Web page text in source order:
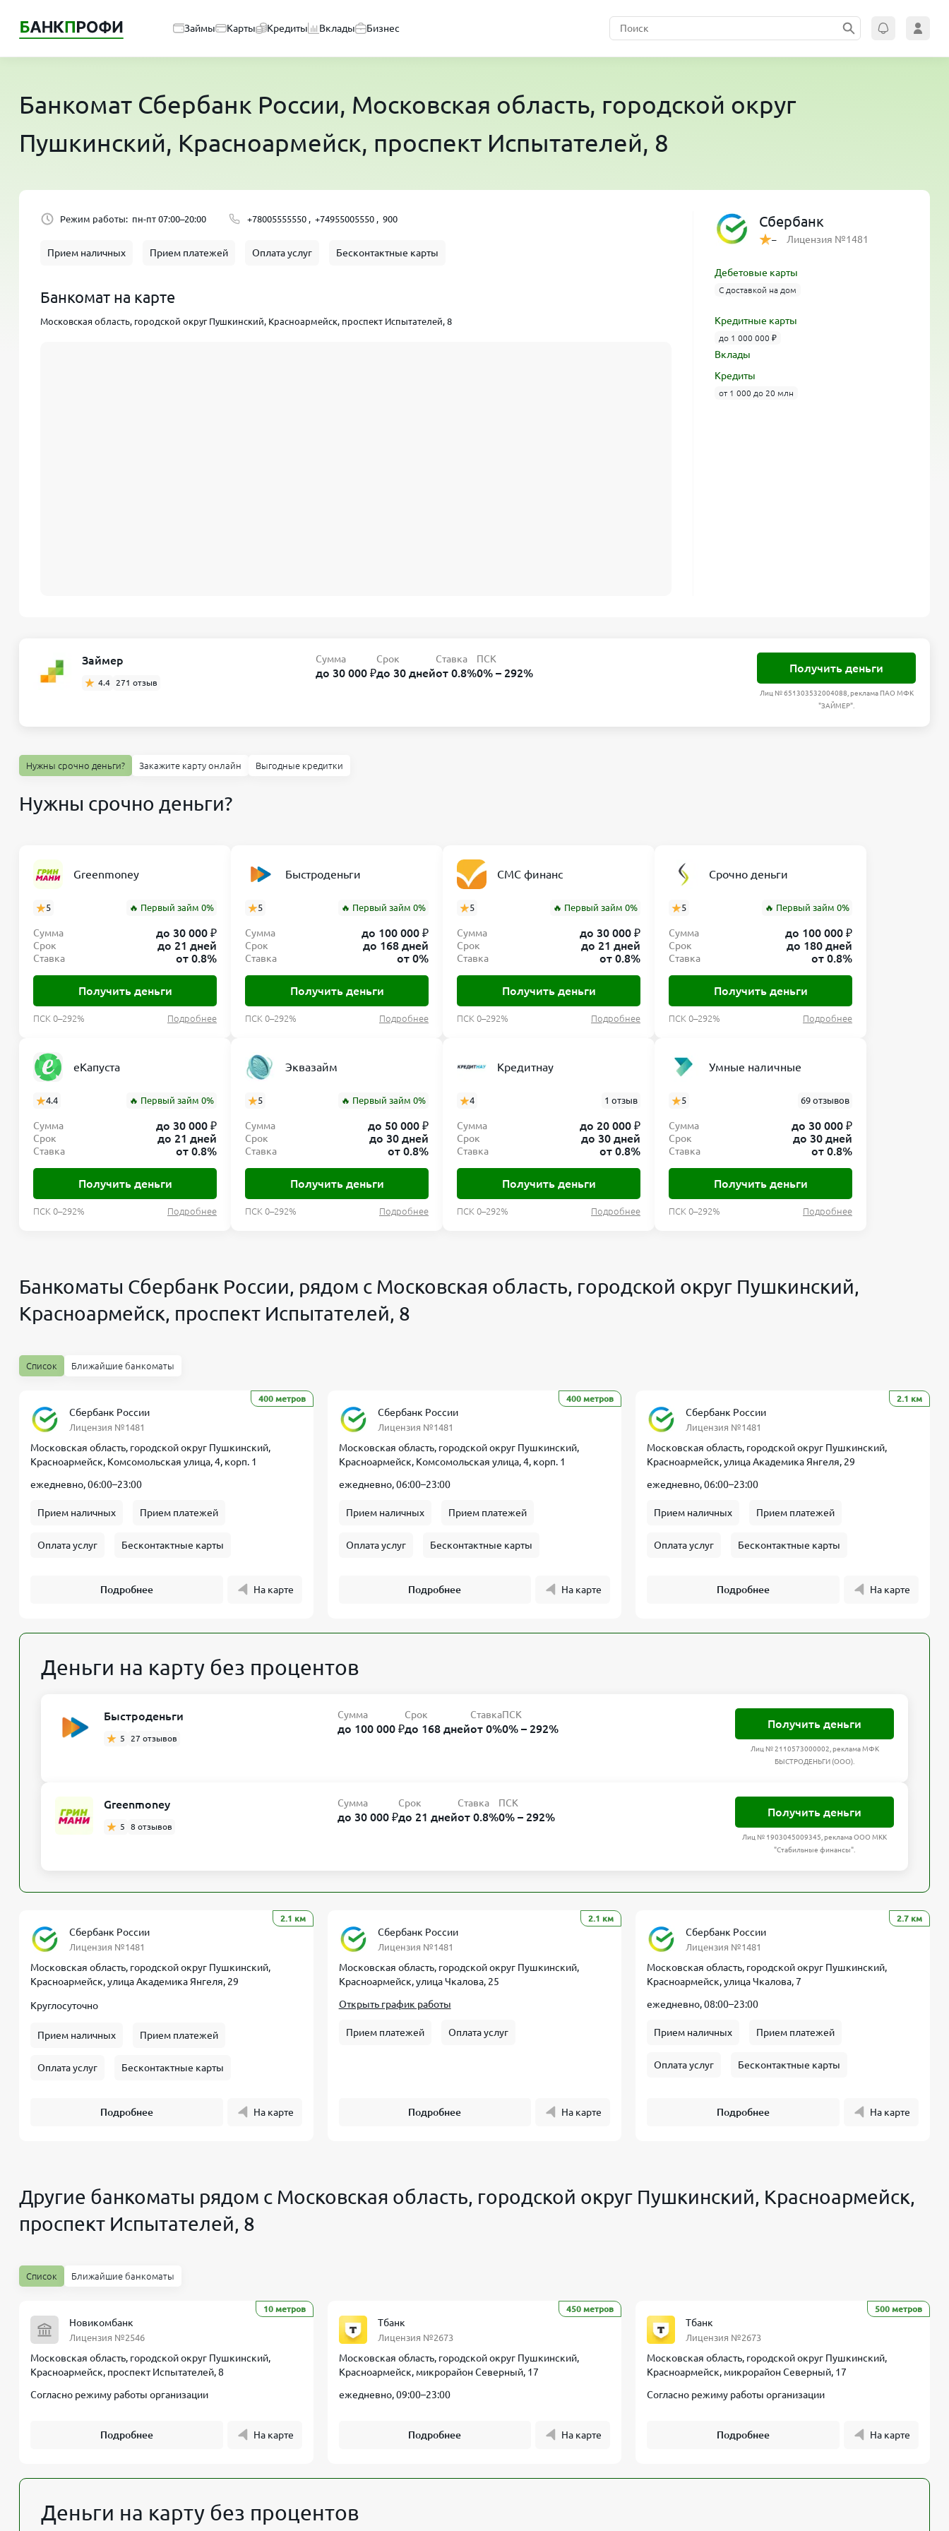
Займы Карты Кредиты Вклады Бизнес
Банкомат Сбербанк России, Московская область, городской округ
Пушкинский, Красноармейск, проспект Испытателей, 8
Режим работы: пн-пт 07:00–20:00 +78005555550 , +74955005550 , 900
Прием наличных Прием платежей Оплата услуг Бесконтактные карты
Банкомат на карте
Московская область, городской округ Пушкинский, Красноармейск, проспект Испытателей, 8
Сбербанк
– Лицензия №1481
Дебетовые карты
С доставкой на дом
Кредитные карты
до 1 000 000 ₽
Вклады
Кредиты
от 1 000 до 20 млн
Займер
4.4 271 отзыв
Сумма
до 30 000 ₽
Срок
до 30 дней
Ставка
от 0.8%
ПСК
0% – 292% Получить деньги
Лиц № 651303532004088, реклама ПАО МФК
"ЗАЙМЕР".
Нужны срочно деньги? Закажите карту онлайн Выгодные кредитки
Нужны срочно деньги?
Greenmoney
5 🔥 Первый займ 0%
Сумма до 30 000 ₽
Срок до 21 дней
Ставка от 0.8%
Получить деньги
ПСК 0–292% Подробнее
Быстроденьги
5 🔥 Первый займ 0%
Сумма до 100 000 ₽
Срок до 168 дней
Ставка от 0%
Получить деньги
ПСК 0–292% Подробнее
СМС финанс
5 🔥 Первый займ 0%
Сумма до 30 000 ₽
Срок до 21 дней
Ставка от 0.8%
Получить деньги
ПСК 0–292% Подробнее
Срочно деньги
5 🔥 Первый займ 0%
Сумма до 100 000 ₽
Срок до 180 дней
Ставка от 0.8%
Получить деньги
ПСК 0–292% Подробнее
еКапуста
4.4 🔥 Первый займ 0%
Сумма до 30 000 ₽
Срок до 21 дней
Ставка от 0.8%
Получить деньги
ПСК 0–292% Подробнее
Эквазайм
5 🔥 Первый займ 0%
Сумма до 50 000 ₽
Срок до 30 дней
Ставка от 0.8%
Получить деньги
ПСК 0–292% Подробнее
Кредитнау
4 1 отзыв
Сумма до 20 000 ₽
Срок до 30 дней
Ставка от 0.8%
Получить деньги
ПСК 0–292% Подробнее
Умные наличные
5 69 отзывов
Сумма до 30 000 ₽
Срок до 30 дней
Ставка от 0.8%
Получить деньги
ПСК 0–292% Подробнее
Банкоматы Сбербанк России, рядом с Московская область, городской округ Пушкинский,
Красноармейск, проспект Испытателей, 8
Список Ближайшие банкоматы
400 метров
Сбербанк России
Лицензия №1481
Московская область, городской округ Пушкинский,
Красноармейск, Комсомольская улица, 4, корп. 1
ежедневно, 06:00–23:00
Прием наличных Прием платежей
Оплата услуг Бесконтактные карты
Подробнее На карте
400 метров
Сбербанк России
Лицензия №1481
Московская область, городской округ Пушкинский,
Красноармейск, Комсомольская улица, 4, корп. 1
ежедневно, 06:00–23:00
Прием наличных Прием платежей
Оплата услуг Бесконтактные карты
Подробнее На карте
2.1 км
Сбербанк России
Лицензия №1481
Московская область, городской округ Пушкинский,
Красноармейск, улица Академика Янгеля, 29
ежедневно, 06:00–23:00
Прием наличных Прием платежей
Оплата услуг Бесконтактные карты
Подробнее На карте
Деньги на карту без процентов
Быстроденьги
5 27 отзывов
Сумма
до 100 000 ₽
Срок
до 168 дней
Ставка
от 0%
ПСК
0% – 292% Получить деньги
Лиц № 2110573000002, реклама МФК
БЫСТРОДЕНЬГИ (ООО).
Greenmoney
5 8 отзывов
Сумма
до 30 000 ₽
Срок
до 21 дней
Ставка
от 0.8%
ПСК
0% – 292% Получить деньги
Лиц № 1903045009345, реклама ООО МКК
"Стабильные финансы".
2.1 км
Сбербанк России
Лицензия №1481
Московская область, городской округ Пушкинский,
Красноармейск, улица Академика Янгеля, 29
Круглосуточно
Прием наличных Прием платежей
Оплата услуг Бесконтактные карты
Подробнее На карте
2.1 км
Сбербанк России
Лицензия №1481
Московская область, городской округ Пушкинский,
Красноармейск, улица Чкалова, 25
Открыть график работы
Прием платежей Оплата услуг
Подробнее На карте
2.7 км
Сбербанк России
Лицензия №1481
Московская область, городской округ Пушкинский,
Красноармейск, улица Чкалова, 7
ежедневно, 08:00–23:00
Прием наличных Прием платежей
Оплата услуг Бесконтактные карты
Подробнее На карте
Другие банкоматы рядом с Московская область, городской округ Пушкинский, Красноармейск,
проспект Испытателей, 8
Список Ближайшие банкоматы
10 метров
Новикомбанк
Лицензия №2546
Московская область, городской округ Пушкинский,
Красноармейск, проспект Испытателей, 8
Согласно режиму работы организации
Подробнее На карте
450 метров
Тбанк
Лицензия №2673
Московская область, городской округ Пушкинский,
Красноармейск, микрорайон Северный, 17
ежедневно, 09:00–23:00
Подробнее На карте
500 метров
Тбанк
Лицензия №2673
Московская область, городской округ Пушкинский,
Красноармейск, микрорайон Северный, 17
Согласно режиму работы организации
Подробнее На карте
Деньги на карту без процентов